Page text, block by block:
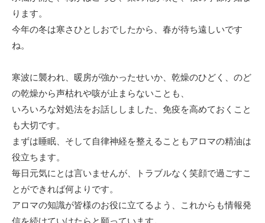
ります。
今年の冬は寒さひとしおでしたから、春が待ち遠しいです
ね。
寒波に襲われ、暖房が強かったせいか、乾燥のひどく、のど
の乾燥から声枯れや咳が止まらないことも、
いろいろな対処法をお話ししました、免疫を高めておくこと
も大切です。
まずは睡眠、そして自律神経を整えることもアロマの精油は
役立ちます。
毎日元気にとは言いませんが、トラブルなく笑顔で過ごすこ
とができれば何よりです。
アロマの知識が皆様のお役に立てるよう、これからも情報発
信を続けていけたらと願っています。